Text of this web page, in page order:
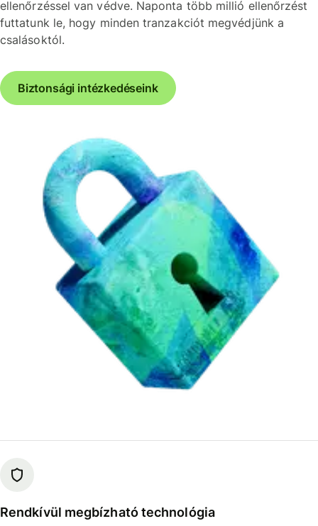
ellenőrzéssel van védve. Naponta több millió ellenőrzést
futtatunk le, hogy minden tranzakciót megvédjünk a
csalásoktól.
Biztonsági intézkedéseink
Rendkívül megbízható technológia